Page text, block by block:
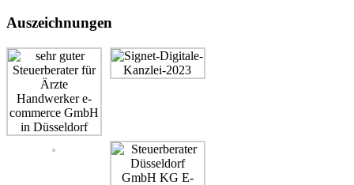
Auszeichnungen